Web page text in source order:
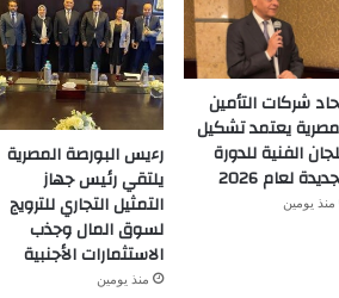
شركات التأمين
يعتمد تشكيل
الفنية للدورة
لعام 2026
منذ يومين
رءيس البورصة المصرية
يلتقي رئيس جهاز
التمثيل التجاري للترويج
لسوق المال وجذب
الاستثمارات الأجنبية
منذ يومين